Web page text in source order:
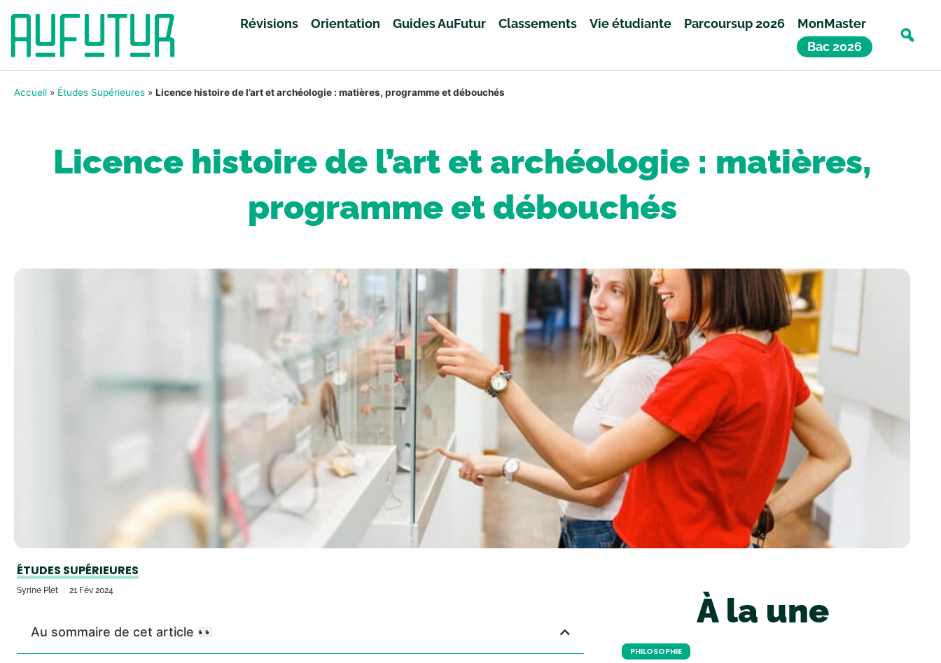
Révisions Orientation Guides AuFutur Classements Vie étudiante Parcoursup 2026
MonMaster
Bac 2026
Accueil » Études Supérieures » Licence histoire de l’art et archéologie : matières, programme et débouchés
Licence histoire de l’art et archéologie : matières,
programme et débouchés
ÉTUDES SUPÉRIEURES
Syrine Plet 21 Fév 2024
Au sommaire de cet article 👀
À la une
PHILOSOPHIE